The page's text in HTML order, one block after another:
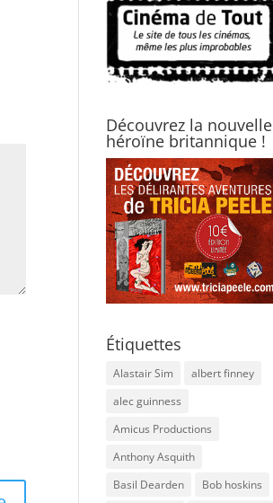
Découvrez la nouvelle
héroïne britannique !
Étiquettes
Alastair Sim
albert finney
alec guinness
Amicus Productions
Anthony Asquith
Basil Dearden
Bob hoskins